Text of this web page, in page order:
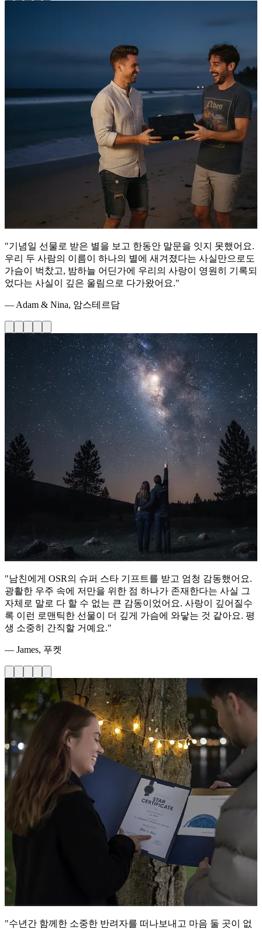
"기념일 선물로 받은 별을 보고 한동안 말문을 잇지 못했어요.
우리 두 사람의 이름이 하나의 별에 새겨졌다는 사실만으로도
가슴이 벅찼고, 밤하늘 어딘가에 우리의 사랑이 영원히 기록되
었다는 사실이 깊은 울림으로 다가왔어요."
— Adam & Nina, 암스테르담
"남친에게 OSR의 슈퍼 스타 기프트를 받고 엄청 감동했어요.
광활한 우주 속에 저만을 위한 점 하나가 존재한다는 사실 그
자체로 말로 다 할 수 없는 큰 감동이었어요. 사랑이 깊어질수
록 이런 로맨틱한 선물이 더 깊게 가슴에 와닿는 것 같아요. 평
생 소중히 간직할 거예요."
— James, 푸켓
"수년간 함께한 소중한 반려자를 떠나보내고 마음 둘 곳이 없